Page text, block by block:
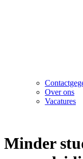
Over ons
Vacatures
Minder